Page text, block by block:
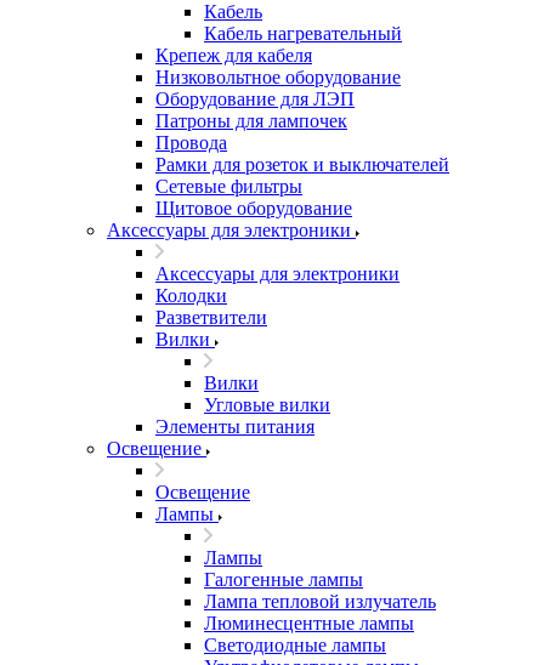
Кабель
Кабель нагревательный
Крепеж для кабеля
Низковольтное оборудование
Оборудование для ЛЭП
Патроны для лампочек
Провода
Рамки для розеток и выключателей
Сетевые фильтры
Щитовое оборудование
Аксессуары для электроники
Аксессуары для электроники
Колодки
Разветвители
Вилки
Вилки
Угловые вилки
Элементы питания
Освещение
Освещение
Лампы
Лампы
Галогенные лампы
Лампа тепловой излучатель
Люминесцентные лампы
Светодиодные лампы